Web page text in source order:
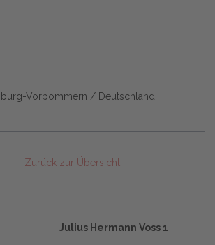
Zurück zur Übersicht
Vorpommern / Deutschland
Julius Hermann Voss 1